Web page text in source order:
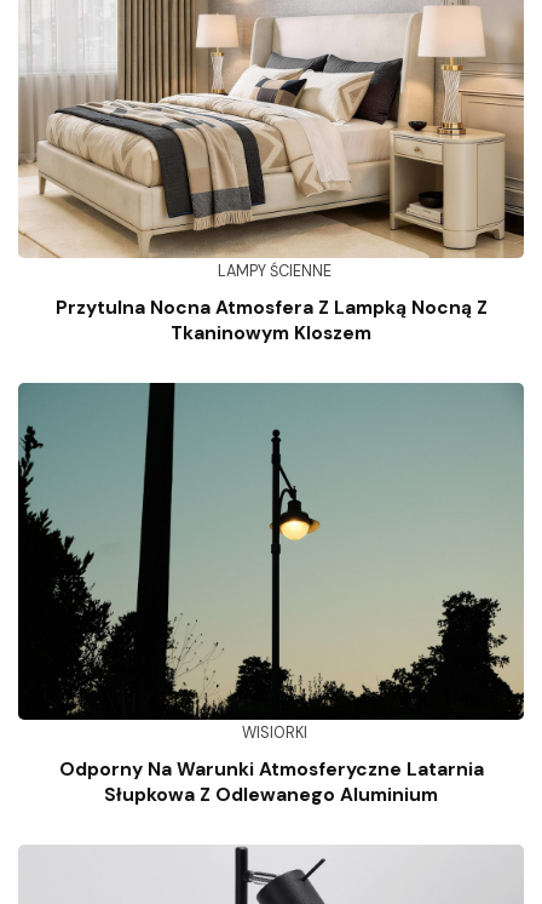
LAMPY ŚCIENNE
Przytulna Nocna Atmosfera Z Lampką Nocną Z
Tkaninowym Kloszem
WISIORKI
Odporny Na Warunki Atmosferyczne Latarnia
Słupkowa Z Odlewanego Aluminium